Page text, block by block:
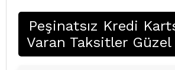
Peşinatsız Kredi
Varan Taksitler Güzel